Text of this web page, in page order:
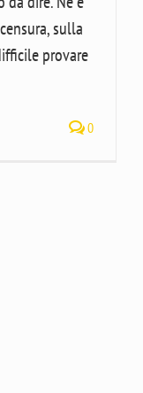
sulla
provare
0